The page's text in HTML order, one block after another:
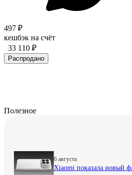
497 ₽
кешбэк на счёт
33 110 ₽
Распродано
Полезное
6 августа
Xiaomi показала новый